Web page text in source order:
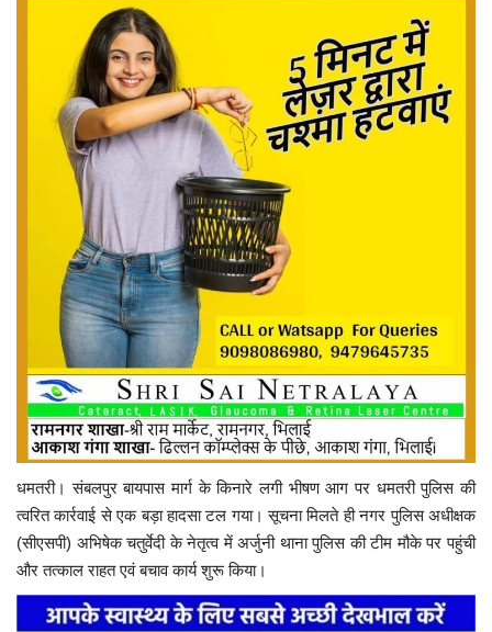
वीडियो
धमतरी। संबलपुर बायपास मार्ग के किनारे लगी भीषण आग पर धमतरी पुलिस की
त्वरित कार्रवाई से एक बड़ा हादसा टल गया। सूचना मिलते ही नगर पुलिस अधीक्षक
(सीएसपी) अभिषेक चतुर्वेदी के नेतृत्व में अर्जुनी थाना पुलिस की टीम मौके पर पहुंची
और तत्काल राहत एवं बचाव कार्य शुरू किया।